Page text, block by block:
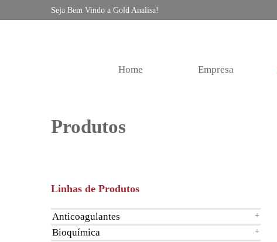
Seja Bem Vindo a Gold Analisa!
Home Empresa
Produtos
Linhas de Produtos
Anticoagulantes +
Bioquímica +